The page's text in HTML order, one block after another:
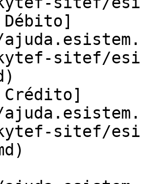
sitef/
sitef/